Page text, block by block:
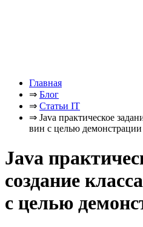
Главная
⇒ Блог
⇒ Статьи IT
⇒ Java практическое
вин с целью
Java
создание
с целью